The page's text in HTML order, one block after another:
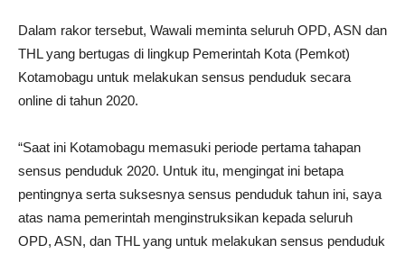
Dalam rakor tersebut, Wawali meminta seluruh OPD, ASN dan
THL yang bertugas di lingkup Pemerintah Kota (Pemkot)
Kotamobagu untuk melakukan sensus penduduk secara
online di tahun 2020.
“Saat ini Kotamobagu memasuki periode pertama tahapan
sensus penduduk 2020. Untuk itu, mengingat ini betapa
pentingnya serta suksesnya sensus penduduk tahun ini, saya
atas nama pemerintah menginstruksikan kepada seluruh
OPD, ASN, dan THL yang untuk melakukan sensus penduduk